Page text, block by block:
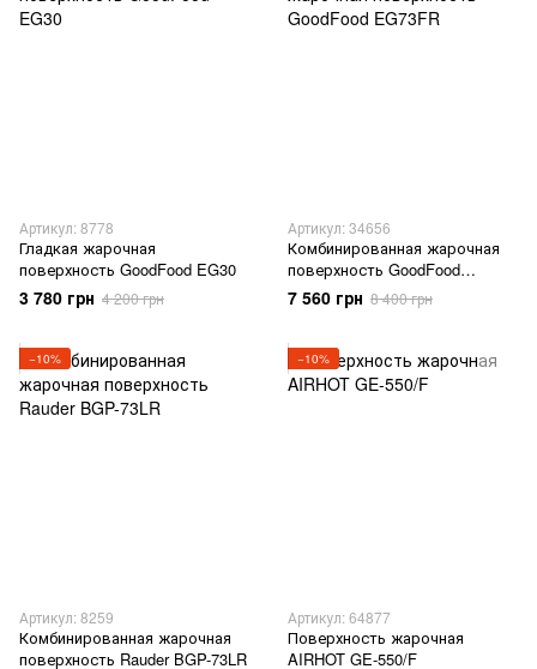
Артикул: 8778
Гладкая жарочная
поверхность GoodFood EG30
3 780 грн 4 200 грн
Артикул: 34656
Комбинированная жарочная
поверхность GoodFood
EG73FR
7 560 грн 8 400 грн
−10%
Артикул: 8259
Комбинированная жарочная
поверхность Rauder BGP-73LR
−10%
Артикул: 64877
Поверхность жарочная
AIRHOT GE-550/F